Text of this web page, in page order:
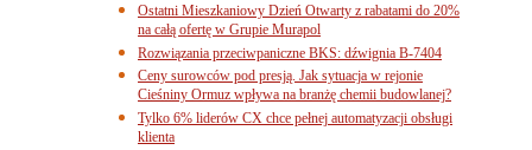
Ostatni Mieszkaniowy Dzień Otwarty z rabatami do 20%
na całą ofertę w Grupie Murapol
Rozwiązania przeciwpaniczne BKS: dźwignia B-7404
Ceny surowców pod presją. Jak sytuacja w rejonie
Cieśniny Ormuz wpływa na branżę chemii budowlanej?
Tylko 6% liderów CX chce pełnej automatyzacji obsługi
klienta